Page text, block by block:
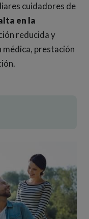
cuidadores de
en la
reducida y
prestación